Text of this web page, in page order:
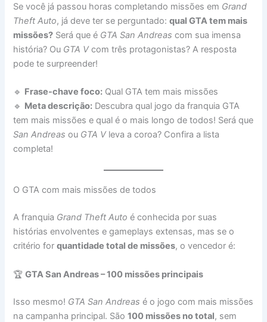
Se você já passou horas completando missões em Grand
Theft Auto, já deve ter se perguntado:qual GTA tem mais
missões? Será que é GTA San Andreas com sua imensa
história? Ou GTA Vcom três protagonistas? A resposta
pode te surpreender!
🔹 Frase-chave foco: Qual GTA tem mais missões
🔹 Meta descrição: Descubra qual jogo da franquia GTA
tem mais missões e qual é o mais longo de todos! Será que
San Andreas ou GTA Vleva a coroa? Confira a lista
completa!
O GTA com mais missões de todos
A franquia Grand Theft Auto é conhecida por suas
histórias envolventes e gameplays extensas, mas se o
critério forquantidade total de missões, o vencedor é:
🏆GTA San Andreas – 100 missões principais
Isso mesmo! GTA San Andreas é o jogo com mais missões
na campanha principal. São100 missões no total, sem